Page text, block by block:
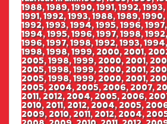
1988, 1989, 1990, 1991, 1992,
1991, 1992, 1993, 1988, 1989, 1990,
1992, 1993, 1994, 1995, 1996,
1994, 1995, 1996, 1997, 1998,
1996, 1997, 1998, 1992, 1993,
1998, 1998, 1999, 2000, 2001,
2005, 1998, 1999, 2000, 2001,
2005, 1998, 1999, 2000, 2001,
2005, 1998, 1999, 2000, 2001,
2005, 2004, 2005, 2006, 2007,
2011, 2012, 2004, 2005, 2006,
2010, 2011, 2012, 2004, 2005,
2009, 2010, 2011, 2012, 2004,